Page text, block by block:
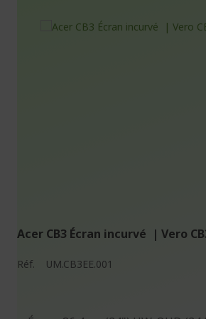
Acer CB3 Écran incurvé | Vero
Réf. UM.CB3EE.001